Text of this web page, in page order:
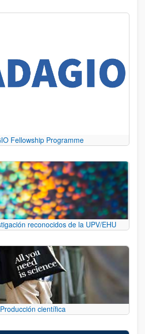
Fellowship Programme
reconocidos de la UPV/EHU
Producción científica